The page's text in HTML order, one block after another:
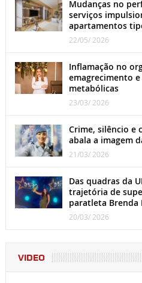
Mudanças no
serviços
apartamentos
22/05/ 2026
Inflamação no
emagrecimento
metabólicas
23/03/ 2026
Crime, silêncio e
abala a imagem
21/03/ 2026
Das quadras da
trajetória de
paratleta Brenda
20/03/ 2026
VIDEO